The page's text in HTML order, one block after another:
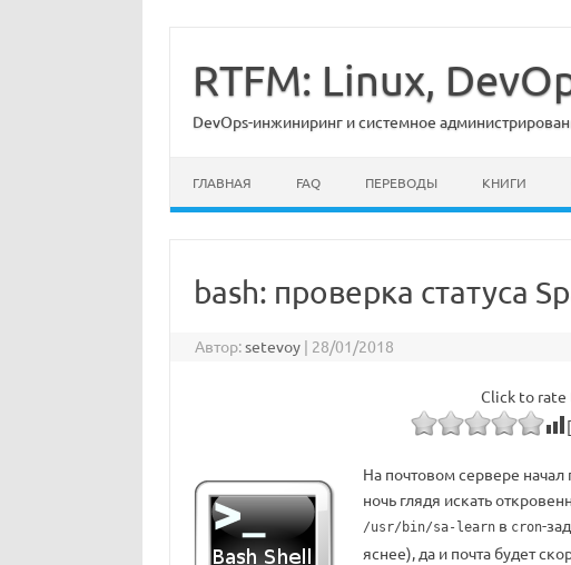
содержимому
RTFM: Linux,
DevOps-инжиниринг и системное
ГЛАВНАЯ FAQ ПЕРЕВОДЫ КНИГИ
bash: проверка статуса
Автор:setevoy | 28/01/2018
Click to rate
На почтовом сервере начал
ночь глядя искать
/usr/bin/sa-learnв cron-
яснее), да и почта будет